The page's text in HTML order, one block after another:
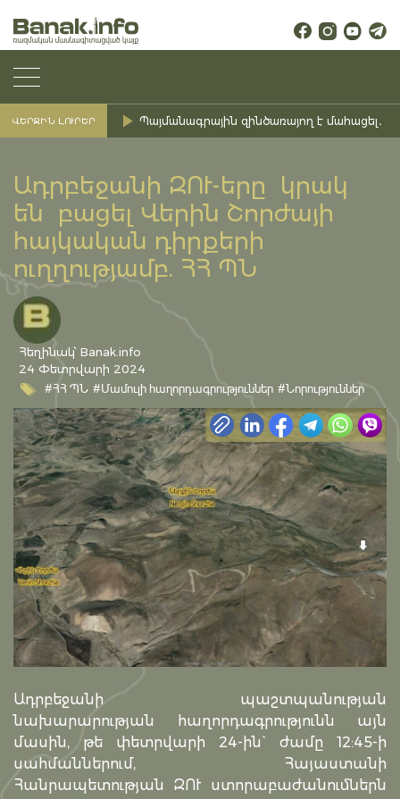
ՎԵՐՋԻՆ ԼՈՒՐԵՐ Պայմանագրային զինծառայող է մահացել․
Ադրբեջանի ԶՈՒ-երը կրակ
են բացել Վերին Շորժայի
հայկական դիրքերի
ուղղությամբ. ՀՀ ՊՆ
Հեղինակ՝ Banak.info
24 Փետրվարի 2024
#ՀՀ ՊՆ #Մամուլի հաղորդագրություններ #Նորություններ
Ադրբեջանի պաշտպանության
նախարարության հաղորդագրությունն այն
մասին, թե փետրվարի 24-ին` ժամը 12:45-ի
սահմաններում, Հայաստանի
Հանրապետության ԶՈՒ ստորաբաժանումներն